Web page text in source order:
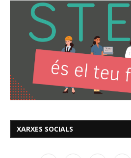
XARXES SOCIALS